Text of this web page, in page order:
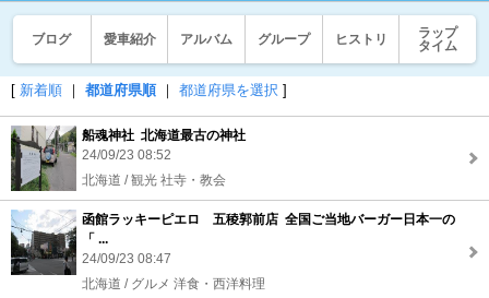
ブログ 愛車紹介 アルバム グループ ヒストリ
ラップ
タイム
[ 新着順 ｜ 都道府県順｜ 都道府県を選択 ]
船魂神社 北海道最古の神社
24/09/23 08:52
北海道 / 観光 社寺・教会
函館ラッキーピエロ 五稜郭前店 全国ご当地バーガー日本一の
「 ...
24/09/23 08:47
北海道 / グルメ 洋食・西洋料理